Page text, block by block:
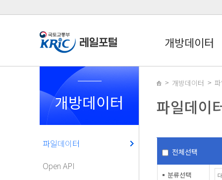
개방데이터
개방데이터
파일데이터
Open API
개방데이터
파일데이
전체선택
분류선택